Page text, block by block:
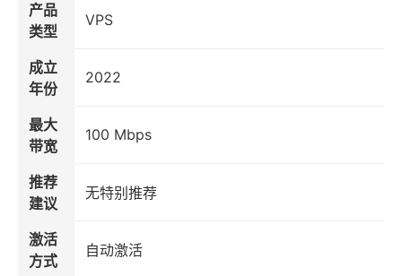
产品
类型
VPS
成立
年份
2022
最大
带宽
100 Mbps
推荐
建议
无特别推荐
激活
方式
自动激活